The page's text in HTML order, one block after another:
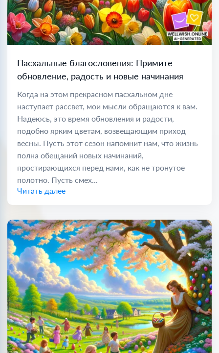
Пасхальные благословения: Примите
обновление, радость и новые начинания
Когда на этом прекрасном пасхальном дне
наступает рассвет, мои мысли обращаются к вам.
Надеюсь, это время обновления и радости,
подобно ярким цветам, возвещающим приход
весны. Пусть этот сезон напомнит нам, что жизнь
полна обещаний новых начинаний,
простирающихся перед нами, как не тронутое
полотно. Пусть смех...
Читать далее